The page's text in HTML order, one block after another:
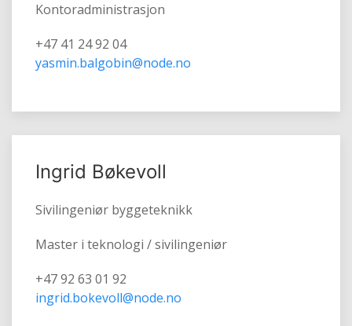
Kontoradministrasjon
+47 41 24 92 04
yasmin.balgobin@node.no
Ingrid Bøkevoll
Sivilingeniør byggeteknikk
Master i teknologi / sivilingeniør
+47 92 63 01 92
ingrid.bokevoll@node.no